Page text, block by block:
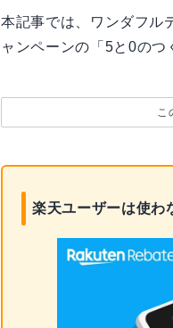
本記事では、ワンダフル
ャンペーンの「5と0のつ
こ
楽天ユーザーは使わ